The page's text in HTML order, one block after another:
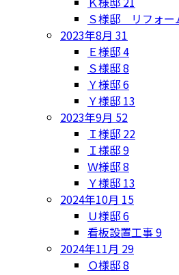
Ｓ様邸 リフォー
2023年8月 31
Ｅ様邸4
Ｓ様邸8
Ｙ様邸6
Ｙ様邸 13
2023年9月 52
Ｉ様邸 22
Ｉ様邸9
Ｗ様邸8
Ｙ様邸 13
2024年10月 15
Ｕ様邸6
看板設置工事9
2024年11月 29
Ｏ様邸8